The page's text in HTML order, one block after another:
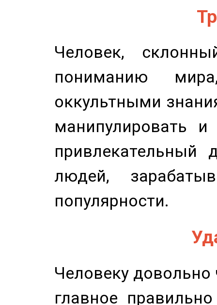
Человек,
пониманию
оккультными
манипулировать
привлекательный
людей,
популярности.
Человеку довольно
главное